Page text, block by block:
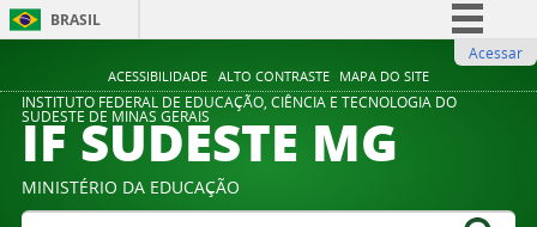
ACESSIBILIDADE ALTO CONTRASTE MAPA DO SITE
BRASIL
Comunica BR
Participe
Legislação
Acessar
INSTITUTO FEDERAL DE EDUCAÇÃO, CIÊNCIA E TECNOLOGIA DO
SUDESTE DE MINAS GERAIS
IF SUDESTE MG
MINISTÉRIO DA EDUCAÇÃO
Buscar no portal